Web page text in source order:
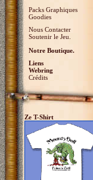
Packs Graphiques
Goodies
Nous Contacter
Soutenir le Jeu.
Notre Boutique.
Liens
Webring
Crédits
Ze T-Shirt